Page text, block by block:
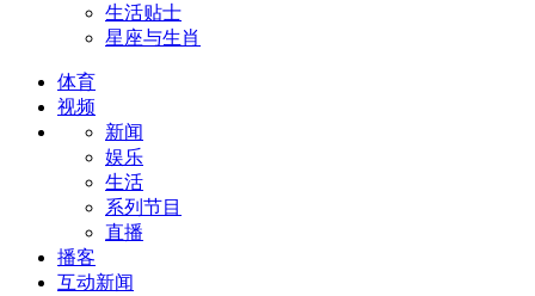
生活贴士
星座与生肖
体育
视频
新闻
娱乐
生活
系列节目
直播
播客
互动新闻